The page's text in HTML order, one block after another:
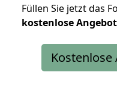
Füllen Sie jetzt das
kostenlose